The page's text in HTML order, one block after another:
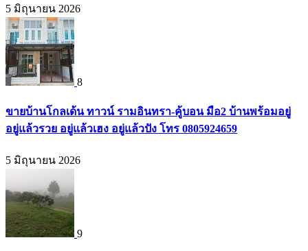
5 มิถุนายน 2026
8
ขายบ้านโกลเด้น ทาวน์ รามอินทรา-คู้บอน มือ2 บ้านพร้อมอยู่
อยู่แล้วรวย อยู่แล้วเฮง อยู่แล้วปัง โทร 0805924659
5 มิถุนายน 2026
9